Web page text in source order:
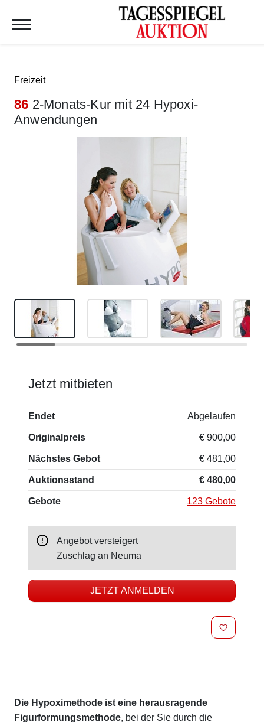
Freizeit
86 2-Monats-Kur mit 24 Hypoxi-
Anwendungen
Jetzt mitbieten
Endet Abgelaufen
Originalpreis € 900,00
Nächstes Gebot € 481,00
Auktionsstand € 480,00
Gebote 123 Gebote
Angebot versteigert
Zuschlag an Neuma
JETZT ANMELDEN
MERKEN
Beschreibung
Die Hypoximethode ist eine herausragende
Figurformungsmethode, bei der Sie durch die